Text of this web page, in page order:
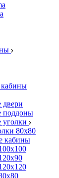
поддоны
80х80
кабины